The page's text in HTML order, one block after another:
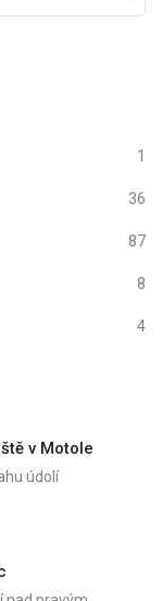
1
36
87
8
4
v Motole
údolí